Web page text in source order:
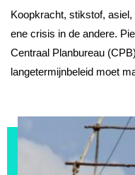
Koopkracht, stikstof,
ene crisis in de andere.
Centraal Planbureau
langetermijnbeleid moet